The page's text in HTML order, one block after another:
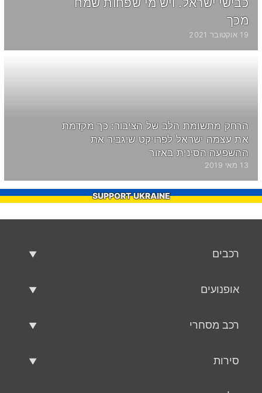
מכך
19 אוקטובר 2021
הרחק מתשומת הלב של הציבור: כך מקדמת
את עצמה ישראל לפרויקט שיגביר את
ההשפעה הסינית באזור
13 מאי 2019
SUPPORT UKRAINE
רכבים
אופנועים
רכב מסחרי
סירות